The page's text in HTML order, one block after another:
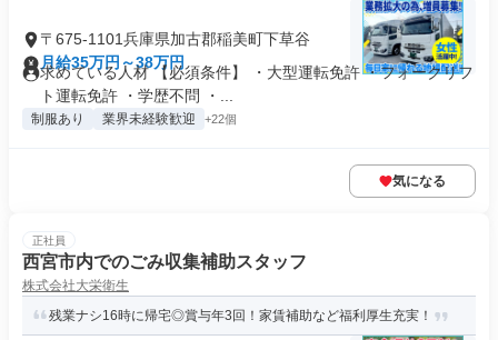
〒675-1101兵庫県加古郡稲美町下草谷
月給35万円～38万円
求めている人材 【必須条件】 ・大型運転免許 ・フォークリフ
ト運転免許 ・学歴不問 ・...
制服あり 業界未経験歓迎 +22個
気になる
正社員
西宮市内でのごみ収集補助スタッフ
株式会社大栄衛生
残業ナシ16時に帰宅◎賞与年3回！家賃補助など福利厚生充実！